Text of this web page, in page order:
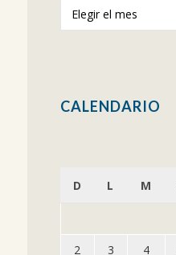
anteriores
CALENDARIO
D L M
2 3 4